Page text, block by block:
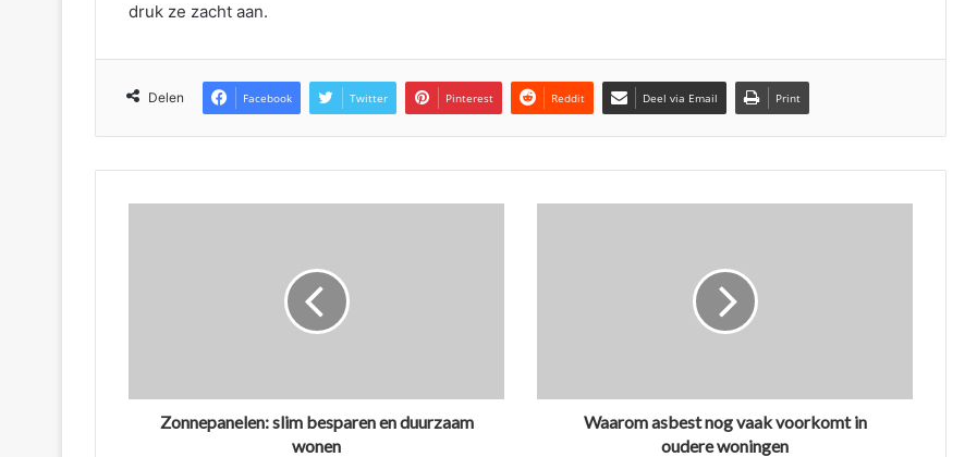
druk ze zacht aan.
Delen Facebook Twitter Pinterest Reddit Deel via Email Print
Zonnepanelen: slim besparen en duurzaam
wonen
Waarom asbest nog vaak voorkomt in
oudere woningen